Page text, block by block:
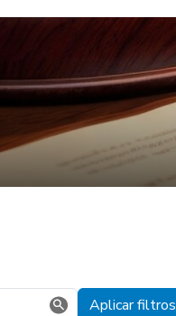
Aplicar filtros